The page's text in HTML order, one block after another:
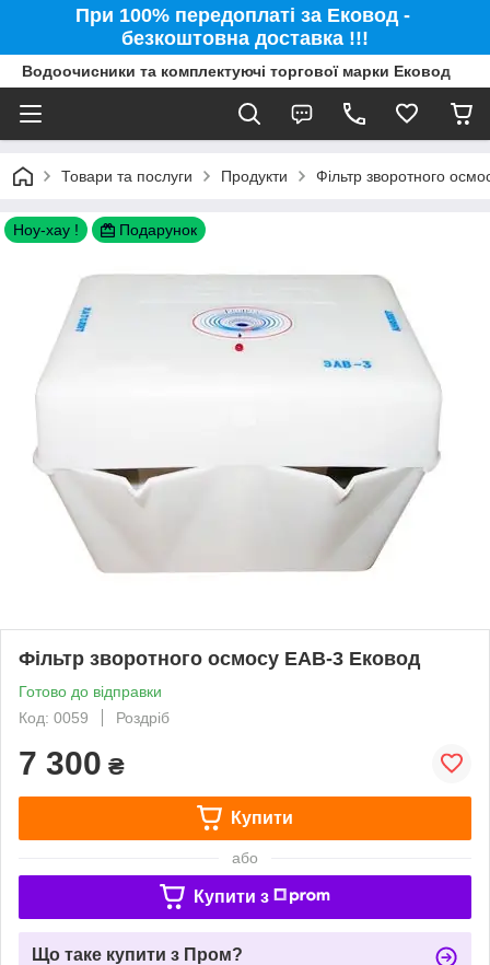
При 100% передоплаті за Ековод -
безкоштовна доставка !!!
Водоочисники та комплектуючі торгової марки Ековод
Товари та послуги Продукти Фільтр зворотного
Ноу-хау ! Подарунок
Фільтр зворотного осмосу ЕАВ-3 Ековод
Готово до відправки
Код: 0059
Роздріб
7 300 ₴
Купити
або
Купити з
Що таке купити з Пром?